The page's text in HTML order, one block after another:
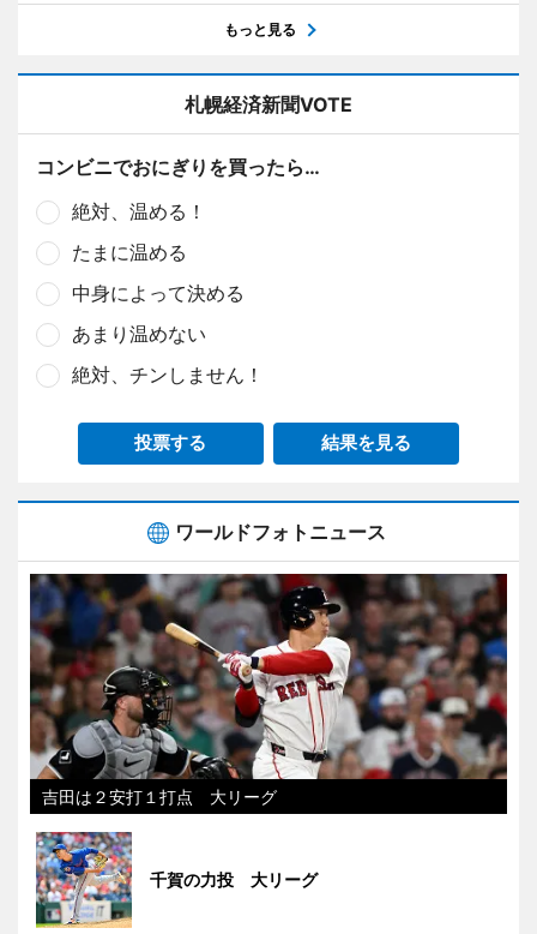
もっと見る
札幌経済新聞VOTE
コンビニでおにぎりを買ったら…
絶対、温める！
たまに温める
中身によって決める
あまり温めない
絶対、チンしません！
投票する 結果を見る
ワールドフォトニュース
吉田は２安打１打点 大リーグ
千賀の力投 大リーグ